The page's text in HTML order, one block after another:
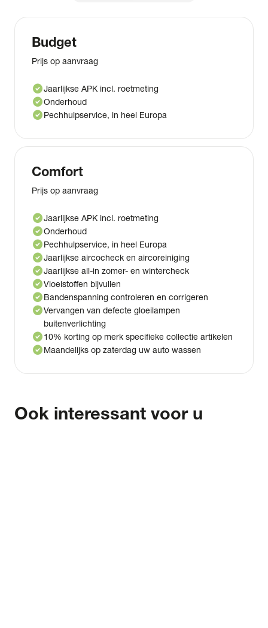
Budget
Prijs op aanvraag
check_circleJaarlijkse APK incl. roetmeting
check_circleOnderhoud
check_circlePechhulpservice, in heel Europa
Comfort
Prijs op aanvraag
check_circleJaarlijkse APK incl. roetmeting
check_circleOnderhoud
check_circlePechhulpservice, in heel Europa
check_circleJaarlijkse aircocheck en aircoreiniging
check_circleJaarlijkse all-in zomer- en wintercheck
check_circleVloeistoffen bijvullen
check_circleBandenspanning controleren en corrigeren
check_circleVervangen van defecte gloeilampen
buitenverlichting
check_circle10% korting op merk specifieke collectie artikelen
check_circleMaandelijks op zaterdag uw auto wassen
Ook interessant voor u